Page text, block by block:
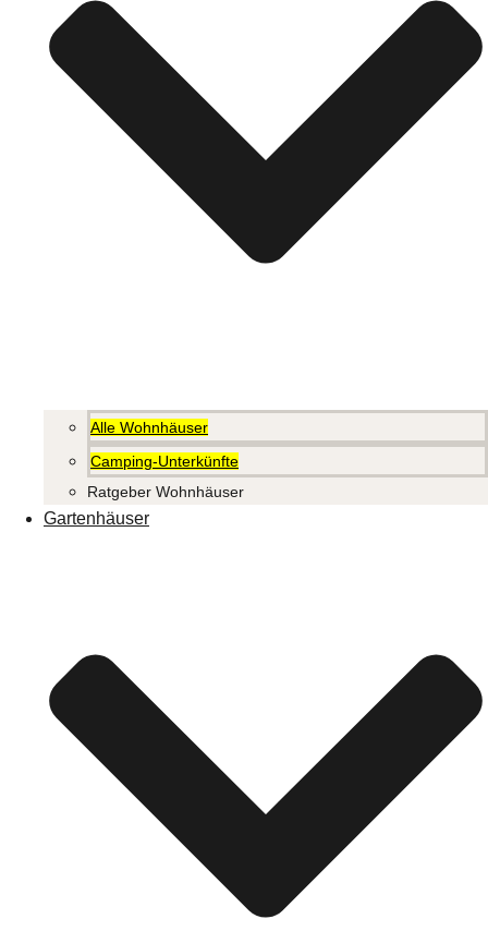
Alle Wohnhäuser
Camping-Unterkünfte
Ratgeber Wohnhäuser
Gartenhäuser